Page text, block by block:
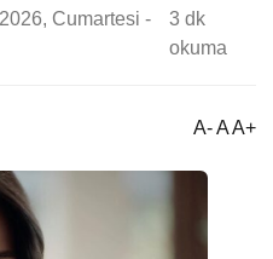
Cumartesi -
3 dk
okuma
A- A A+